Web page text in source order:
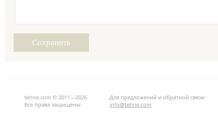
tehne.com © 2011—2026
Все права защищены.
Для предложений и обратной связи:
info@tehne.com